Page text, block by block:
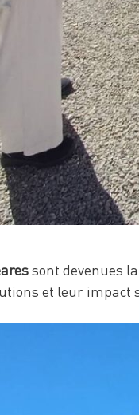
sont devenues
et leur impact